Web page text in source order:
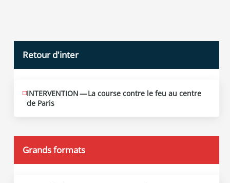
Retour d'inter
JUIN
12
2026
INTERVENTION — La course contre le feu au centre
de Paris
Grands formats